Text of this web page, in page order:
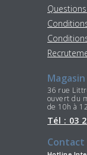
Magasin
36 rue
ouvert du
de 10h à
Tél : 03
Contact